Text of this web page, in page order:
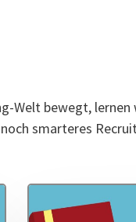
Welt bewegt,
smarteres